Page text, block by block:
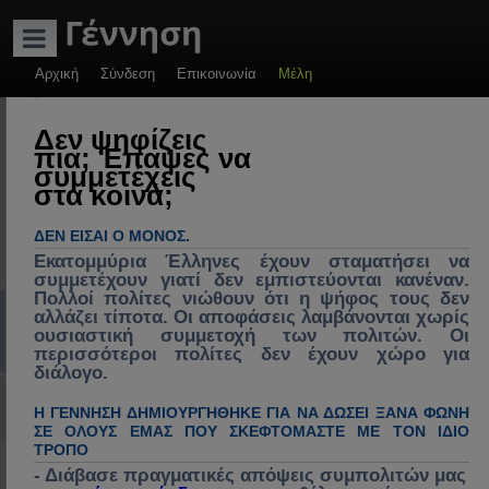
Αρχική Σύνδεση Επικοινωνία Μέλη
Γέννηση: Πολιτικές
συζητήσεις &
πρακτικές λύσεις.
Πολιτική, πολιτικοί
& πολιτικές στην
Ελλάδα, διάλογος
για ανασύνθεση
κράτους, θεσμών &
κοινωνίας,
επικαιρότητα,
κοινωνικά
προβλήματα,
Συχνές ερωτήσεις mChat Σύνδεση
Εγγραφή
>> Nέος στο Forum<< Αρχική Σελίδα (Home) Συζητήσεις Πιστοποιημένα & εγγεγραμμένα μέλη της " Γέννηση " ανά Νομό 36. Κιλκίς
36. Κιλκίς
ADVERTISEMENT
-
Δεν ψηφίζεις
πια; Έπαψες να
συμμετέχεις
στα κοινά;
ΔΕΝ ΕΊΣΑΙ Ο ΜΌΝΟΣ.
Εκατομμύρια Έλληνες έχουν σταματήσει να
συμμετέχουν γιατί δεν εμπιστεύονται κανέναν.
Πολλοί πολίτες νιώθουν ότι η ψήφος τους δεν
αλλάζει τίποτα. Οι αποφάσεις λαμβάνονται χωρίς
ουσιαστική συμμετοχή των πολιτών. Οι
περισσότεροι πολίτες δεν έχουν χώρο για
διάλογο.
Η ΓΕΝΝΗΣΗ ΔΗΜΙΟΥΡΓΉΘΗΚΕ ΓΙΑ ΝΑ ΔΏΣΕΙ ΞΑΝΆ ΦΩΝΉ
ΣΕ ΌΛΟΥΣ ΕΜΆΣ ΠΟΥ ΣΚΕΦΤΌΜΑΣΤΕ ΜΕ ΤΟΝ ΊΔΙΟ
ΤΡΌΠΟ
- Διάβασε πραγματικές απόψεις συμπολιτών μας